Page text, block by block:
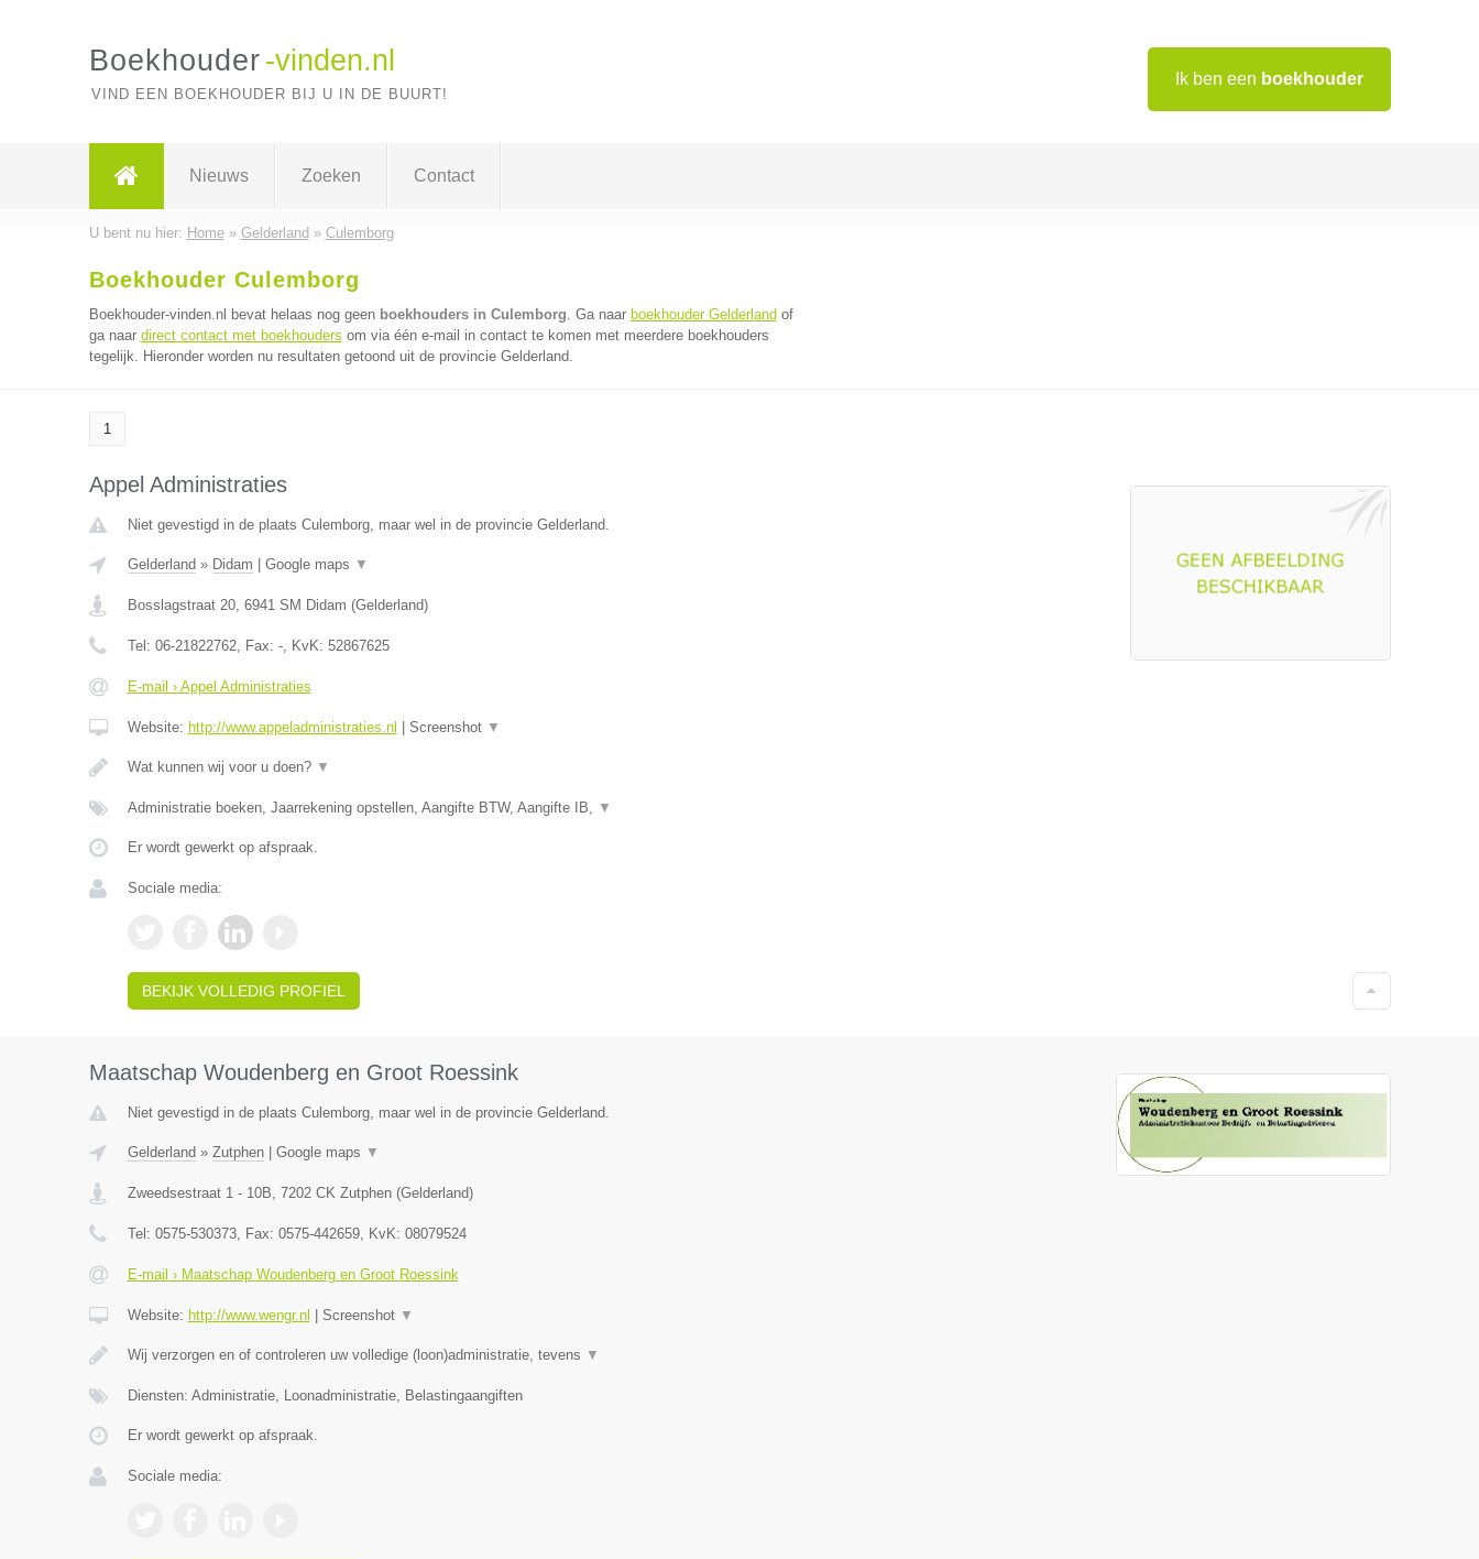
Ik ben een boekhouder
Boekhouder -vinden.nl
VIND EEN BOEKHOUDER BIJ U IN DE BUURT!
Nieuws Zoeken Contact
U bent nu hier: Home» Gelderland » Culemborg
Boekhouder Culemborg
Boekhouder-vinden.nl bevat helaas nog geen boekhouders in Culemborg. Ga naar boekhouder Gelderland of
ga naar direct contact met boekhouders om via één e-mail in contact te komen met meerdere boekhouders
tegelijk. Hieronder worden nu resultaten getoond uit de provincie Gelderland.
1
Appel Administraties
Niet gevestigd in de plaats Culemborg, maar wel in de provincie Gelderland.
Gelderland » Didam Google maps ▼
Bosslagstraat 20, 6941 SM Didam (Gelderland)
Tel: 06-21822762, Fax: -, KvK: 52867625
E-mail › Appel Administraties
Website: http://www.appeladministraties.nl Screenshot ▼
Wat kunnen wij voor u doen? ▼
Administratie boeken, Jaarrekening opstellen, Aangifte BTW, Aangifte IB, ▼
Er wordt gewerkt op afspraak.
Sociale media:
BEKIJK VOLLEDIG PROFIEL
Maatschap Woudenberg en Groot Roessink
Niet gevestigd in de plaats Culemborg, maar wel in de provincie Gelderland.
Gelderland » Zutphen| Google maps ▼
Zweedsestraat 1 - 10B, 7202 CK Zutphen(Gelderland)
Tel: 0575-530373, Fax: 0575-442659, KvK: 08079524
E-mail › Maatschap Woudenberg en Groot Roessink
Website: http://www.wengr.nl Screenshot ▼
Wij verzorgen en of controleren uw volledige (loon)administratie, tevens ▼
Diensten: Administratie, Loonadministratie, Belastingaangiften
Er wordt gewerkt op afspraak.
Sociale media: